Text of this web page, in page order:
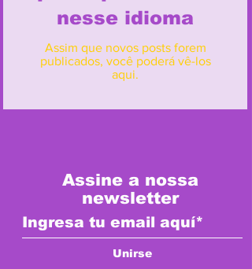
nesse idioma
Assim que novos posts forem
publicados, você poderá vê-los
aqui.
Assine a nossa
newsletter
Unirse